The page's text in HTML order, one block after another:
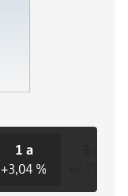
1 a
+3,04 %